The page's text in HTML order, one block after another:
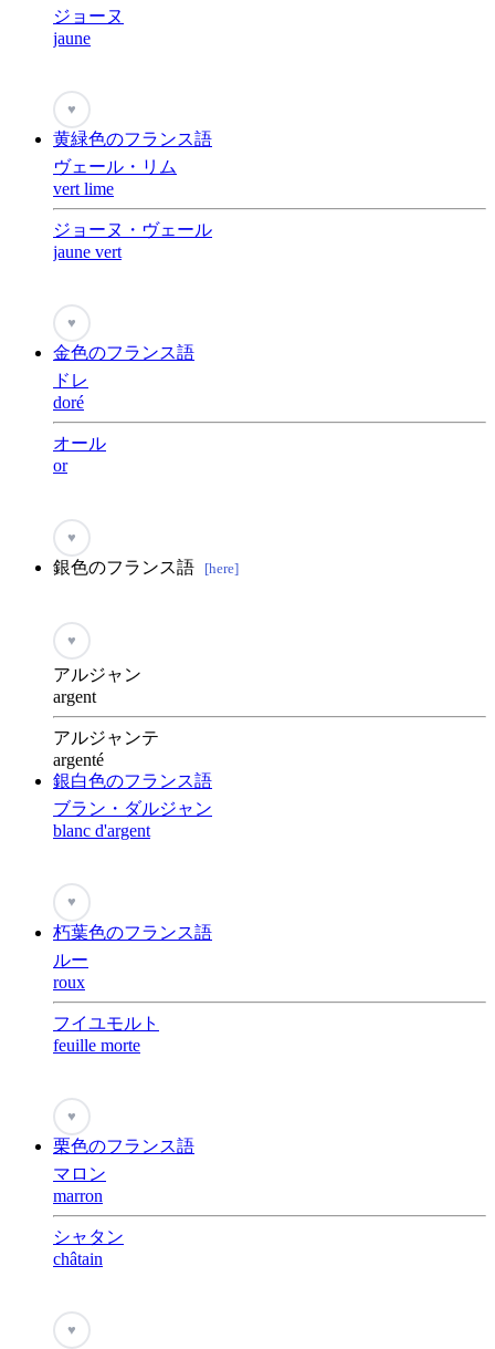
ジョーヌ
jaune
♥
黄緑色のフランス語
ヴェール・リム
vert lime
ジョーヌ・ヴェール
jaune vert
♥
金色のフランス語
ドレ
doré
オール
or
♥
銀色のフランス語 [here]
♥
アルジャン
argent
アルジャンテ
argenté
銀白色のフランス語
ブラン・ダルジャン
blanc d'argent
♥
朽葉色のフランス語
ルー
roux
フイユモルト
feuille morte
♥
栗色のフランス語
マロン
marron
シャタン
châtain
♥